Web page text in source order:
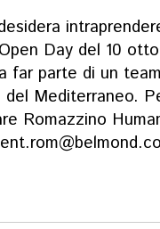
Day del 10
far parte di un
del Mediterraneo.
Romazzino